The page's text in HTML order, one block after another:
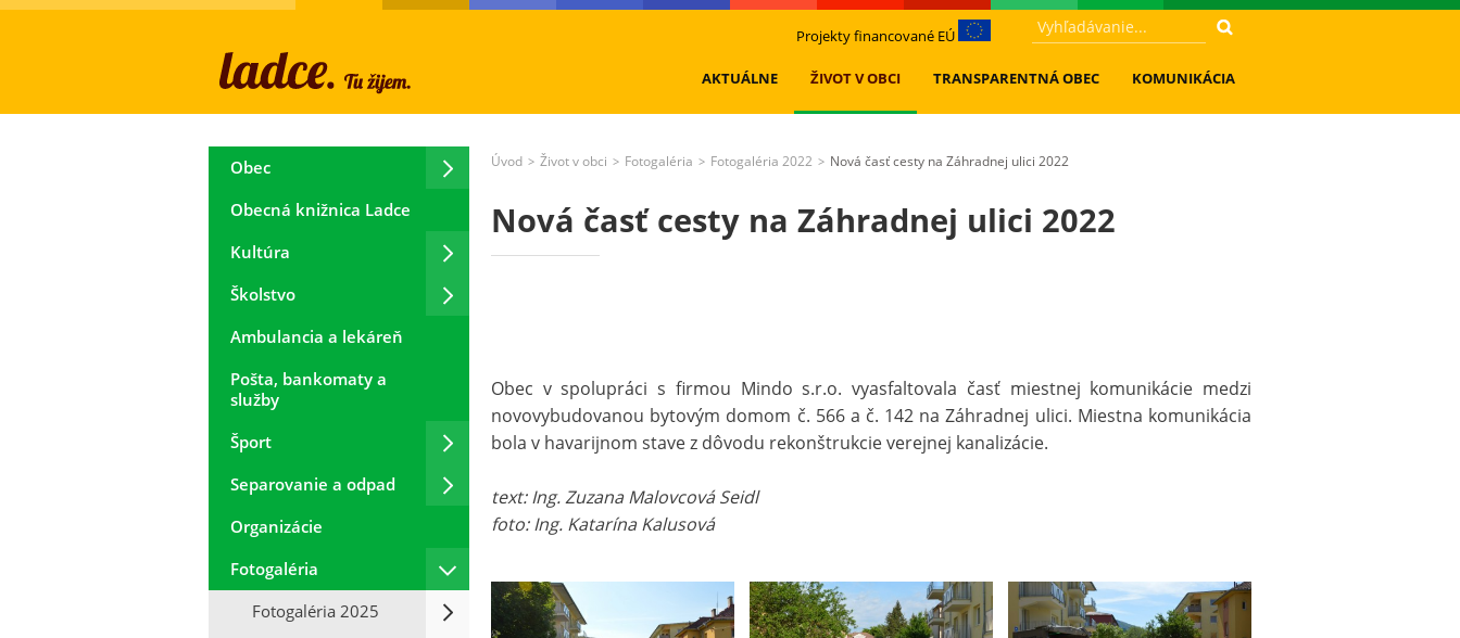
Projekty financované EÚ
AKTUÁLNE ŽIVOT V OBCI TRANSPARENTNÁ OBEC KOMUNIKÁCIA
Obec
Obecná knižnica Ladce
Kultúra
Školstvo
Ambulancia a lekáreň
Pošta, bankomaty a
služby
Šport
Separovanie a odpad
Organizácie
Fotogaléria
Fotogaléria 2025
Úvod > Život v obci > Fotogaléria > Fotogaléria 2022 > Nová časť cesty na Záhradnej ulici 2022
Nová časť cesty na Záhradnej ulici 2022
Obec v spolupráci s firmou Mindo s.r.o. vyasfaltovala časť miestnej komunikácie medzi
novovybudovanou bytovým domom č. 566 a č. 142 na Záhradnej ulici. Miestna komunikácia
bola v havarijnom stave z dôvodu rekonštrukcie verejnej kanalizácie.
text: Ing. Zuzana Malovcová Seidl
foto: Ing. Katarína Kalusová